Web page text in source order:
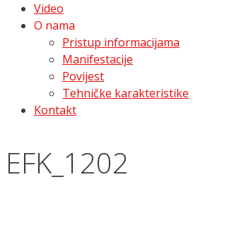
Video
O nama
Pristup informacijama
Manifestacije
Povijest
Tehničke karakteristike
Kontakt
EFK_1202